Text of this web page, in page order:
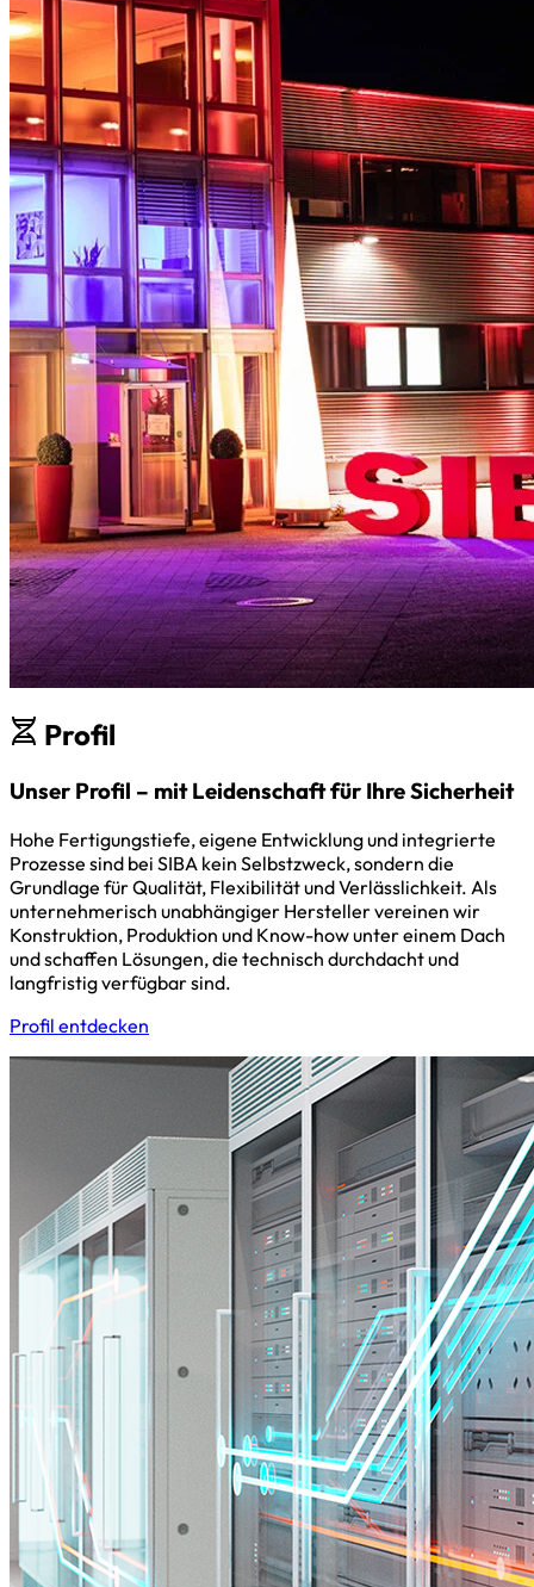
Profil
Unser Profil – mit Leidenschaft für Ihre Sicherheit
Hohe Fertigungstiefe, eigene Entwicklung und integrierte
Prozesse sind bei SIBA kein Selbstzweck, sondern die
Grundlage für Qualität, Flexibilität und Verlässlichkeit. Als
unternehmerisch unabhängiger Hersteller vereinen wir
Konstruktion, Produktion und Know-how unter einem Dach
und schaffen Lösungen, die technisch durchdacht und
langfristig verfügbar sind.
Profil entdecken